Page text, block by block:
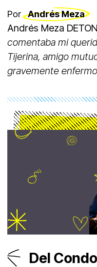
Por Andrés Meza
Andrés Meza
comentaba mi
Tijerina, amigo
gravemente
Del